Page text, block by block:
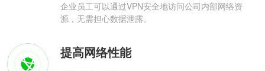
企业员工可以通过VPN安全地访问公司内部网络资
源，无需担心数据泄露。
提高网络性能